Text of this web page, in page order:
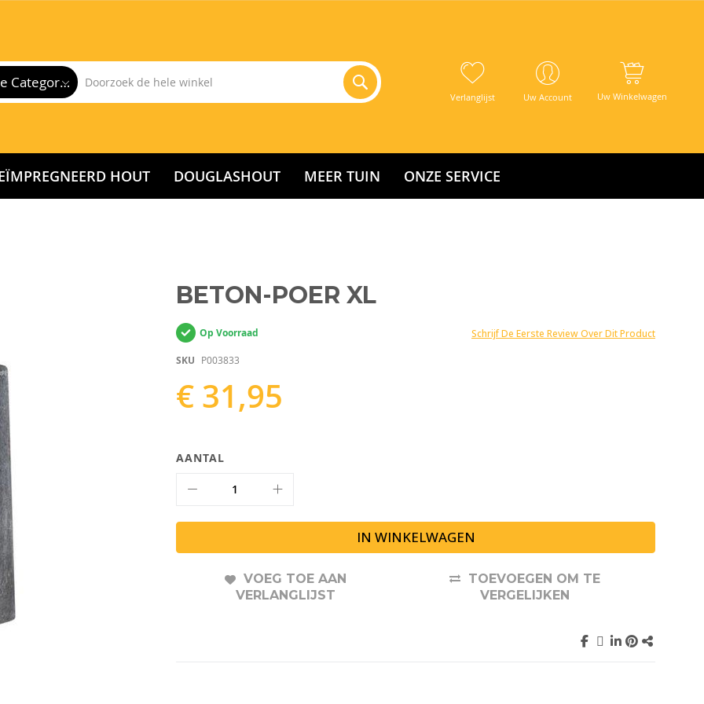
Alle Categorieën
Verlanglijst Uw Account Uw Winkelwagen
HOUT DOUGLASHOUT MEER TUIN ONZE SERVICE
BETON-POER XL
Schrijf De Eerste Review Over Dit Product
Op Voorraad
SKU P003833
€ 31,95
AANTAL
IN WINKELWAGEN
VOEG TOE AAN
VERLANGLIJST
TOEVOEGEN OM TE
VERGELIJKEN